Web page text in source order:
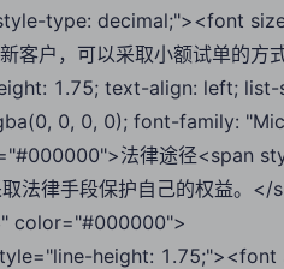
type: decimal;"><font
客户，可以采取小额试单的
1.75; text-align: left;
0, 0, 0); font-family:
法律途径<span
取法律手段保护自己的权益
color="#000000">
height: 1.75;"><font